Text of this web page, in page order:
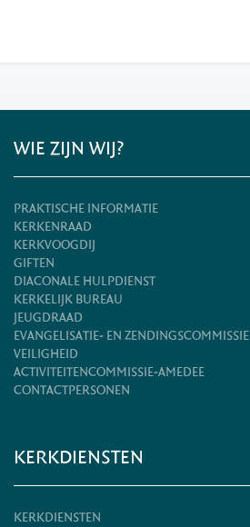
WIE ZIJN WIJ?
PRAKTISCHE INFORMATIE
KERKENRAAD
KERKVOOGDIJ
GIFTEN
DIACONALE HULPDIENST
KERKELIJK BUREAU
JEUGDRAAD
EVANGELISATIE- EN ZENDINGSCOMMISSIE
VEILIGHEID
ACTIVITEITENCOMMISSIE-AMEDEE
CONTACTPERSONEN
KERKDIENSTEN
KERKDIENSTEN